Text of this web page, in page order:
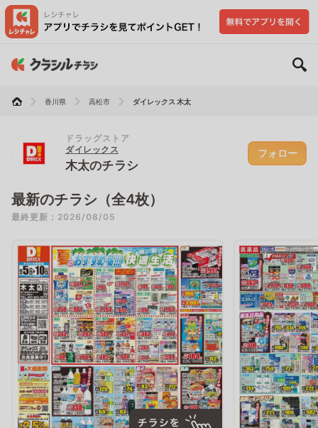
香川県 高松市 ダイレックス 木太
ドラッグストア
ダイレックス
木太のチラシ
フォロー
最新のチラシ（全4枚）
最終更新：2026/08/05